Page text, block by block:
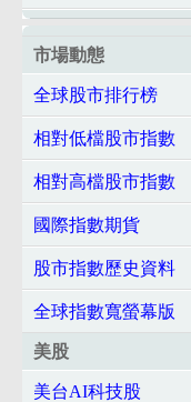
市場動態
全球股市排行榜
相對低檔股市指數
相對高檔股市指數
國際指數期貨
股市指數歷史資料
全球指數寬螢幕版
美股
美台AI科技股